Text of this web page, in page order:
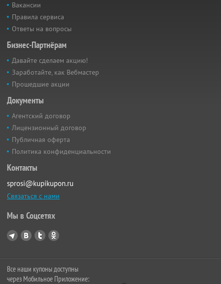
Вакансии
Правила сервиса
Ответы на вопросы
Бизнес-Партнёрам
Давайте сделаем акцию!
Заработайте, как Вебмастер
Прошедшие акции
Документы
Агентский договор
Лицензионный договор
Публичная оферта
Политика конфиденциальности
Контакты
sprosi@kupikupon.ru
Связаться с нами
Мы в Соцсетях
Все наши купоны доступны
через Мобильное Приложение: